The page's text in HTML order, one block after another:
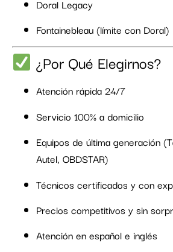
Doral Legacy
Fontainebleau (límite con Doral)
¿Por Qué Elegirnos?
Atención rápida 24/7
Servicio 100% a domicilio
Equipos de última generación
Autel, OBDSTAR)
Técnicos certificados y con
Precios competitivos y sin
Atención en español e inglés